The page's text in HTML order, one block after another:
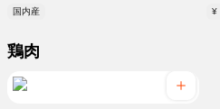
国内産
鶏肉